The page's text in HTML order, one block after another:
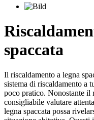
spaccata
Il riscaldamento a legna
sistema di riscaldamento a
poco pratico. Nonostante il
consigliabile valutare
legna spaccata possa